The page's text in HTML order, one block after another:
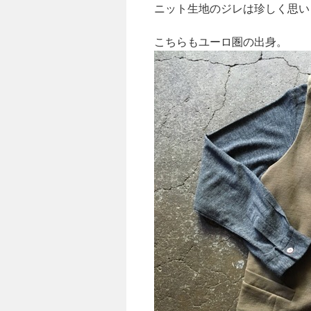
ニット生地のジレは珍しく思
こちらもユーロ圏の出身。